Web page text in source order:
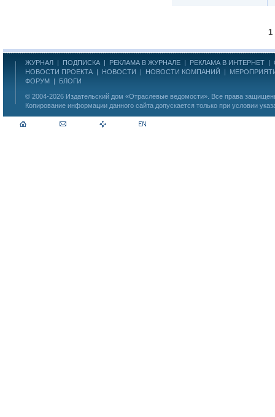
1
ЖУРНАЛ | ПОДПИСКА | РЕКЛАМА В ЖУРНАЛЕ | РЕКЛАМА В ИНТЕРНЕТ |
НОВОСТИ ПРОЕКТА | НОВОСТИ | НОВОСТИ КОМПАНИЙ |
ФОРУМ | БЛОГИ
© 2004-2026 Издательский дом «Отраслевые ведомости» . Все права
Копирование информации данного сайта допускается только при условии